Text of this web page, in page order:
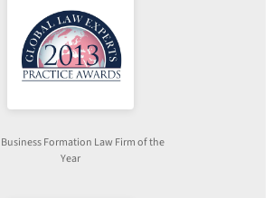
Formation Law Firm of the
Year